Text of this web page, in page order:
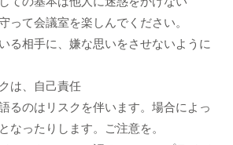
て会議室を楽しんでください。
相手に、嫌な思いをさせないように
は、自己責任
のはリスクを伴います。場合によっ
なったりします。ご注意を。